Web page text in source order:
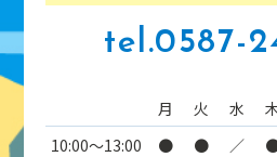
tel.0587-
月 火 水
10:00～13:00
● ● ／